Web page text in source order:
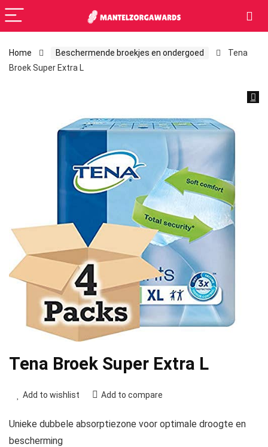
Home Beschermende broekjes en ondergoed
Tena
Broek Super Extra L
Tena Broek Super Extra L
Add to wishlist Add to compare
Unieke dubbele absorptiezone voor optimale droogte en
bescherming